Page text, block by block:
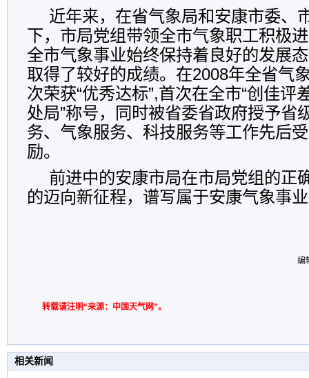
近年来，在省气象局和安康市委、
下，市局党组带领全市气象职工积极
全市气象事业始终保持着良好的发展
取得了较好的成绩。在2008年全省气
次荣获“优秀达标”,首次在全市“创佳评
处局”称号，同时被省委省政府授予省
务、气象服务、科技服务等工作先后
励。
前进中的安康市局在市局党组的正
的迈向新征程，谱写属于安康气象事
编
转载请注明“来源：中国天气网”。
相关新闻